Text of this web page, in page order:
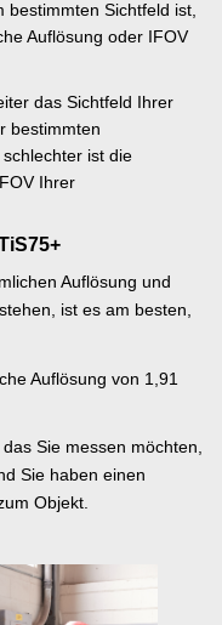
Sichtfeld ist,
Auflösung oder IFOV
das Sichtfeld Ihrer
bestimmten
ist die
Ihrer
Auflösung und
ist es am besten,
Auflösung von 1,91
Sie messen möchten,
Sie haben einen
Objekt.